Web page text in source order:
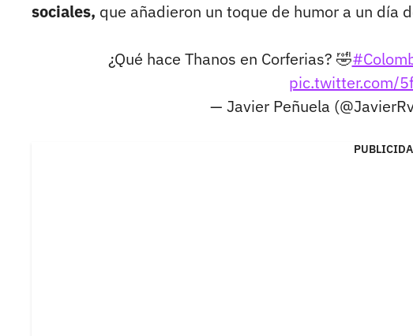
sociales, que añadieron un toque de humor a un día
¿Qué hace Thanos en Corferias? 🤣
pic.twitter.com/
— Javier Peñuela